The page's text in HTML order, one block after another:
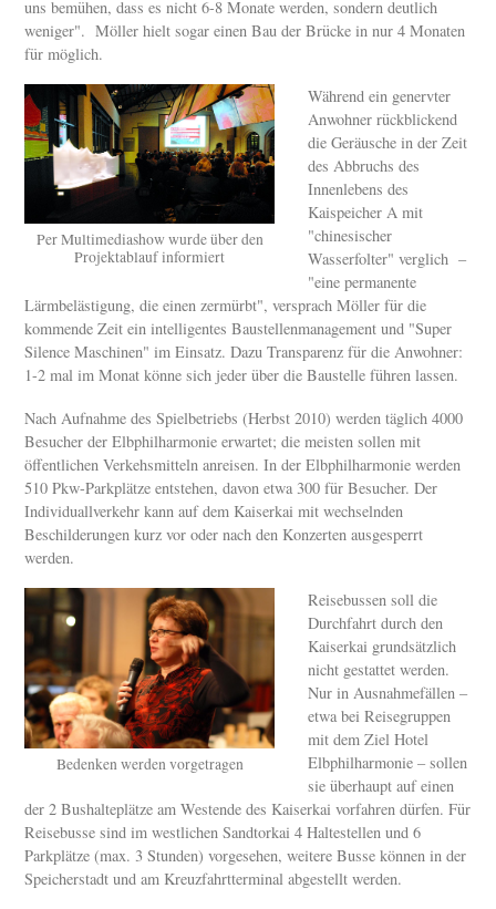
uns bemühen, dass es nicht 6-8 Monate werden, sondern deutlich
weniger". Möller hielt sogar einen Bau der Brücke in nur 4 Monaten
für möglich.
Per Multimediashow wurde über den
Projektablauf informiert
Während ein genervter
Anwohner rückblickend
die Geräusche in der Zeit
des Abbruchs des
Innenlebens des
Kaispeicher A mit
"chinesischer
Wasserfolter" verglich –
"eine permanente
Lärmbelästigung, die einen zermürbt", versprach Möller für die
kommende Zeit ein intelligentes Baustellenmanagement und "Super
Silence Maschinen" im Einsatz. Dazu Transparenz für die Anwohner:
1-2 mal im Monat könne sich jeder über die Baustelle führen lassen.
Nach Aufnahme des Spielbetriebs (Herbst 2010) werden täglich 4000
Besucher der Elbphilharmonie erwartet; die meisten sollen mit
öffentlichen Verkehsmitteln anreisen. In der Elbphilharmonie werden
510 Pkw-Parkplätze entstehen, davon etwa 300 für Besucher. Der
Individuallverkehr kann auf dem Kaiserkai mit wechselnden
Beschilderungen kurz vor oder nach den Konzerten ausgesperrt
werden.
Bedenken werden vorgetragen
Reisebussen soll die
Durchfahrt durch den
Kaiserkai grundsätzlich
nicht gestattet werden.
Nur in Ausnahmefällen –
etwa bei Reisegruppen
mit dem Ziel Hotel
Elbphilharmonie – sollen
sie überhaupt auf einen
der 2 Bushalteplätze am Westende des Kaiserkai vorfahren dürfen. Für
Reisebusse sind im westlichen Sandtorkai 4 Haltestellen und 6
Parkplätze (max. 3 Stunden) vorgesehen, weitere Busse können in der
Speicherstadt und am Kreuzfahrtterminal abgestellt werden.